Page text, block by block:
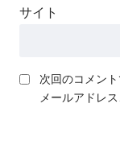
サイト
次回のコメン
メールアドレ